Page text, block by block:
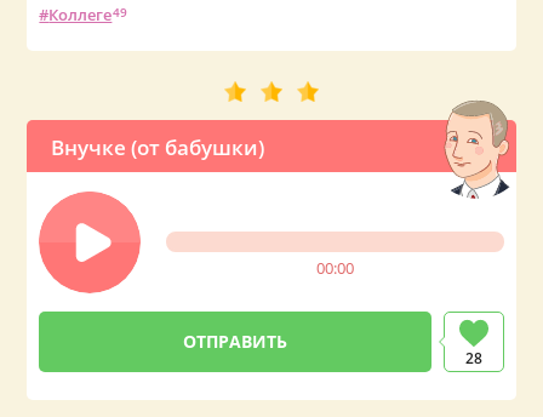
Коллеге49
Внучке (от бабушки)
00:00
28